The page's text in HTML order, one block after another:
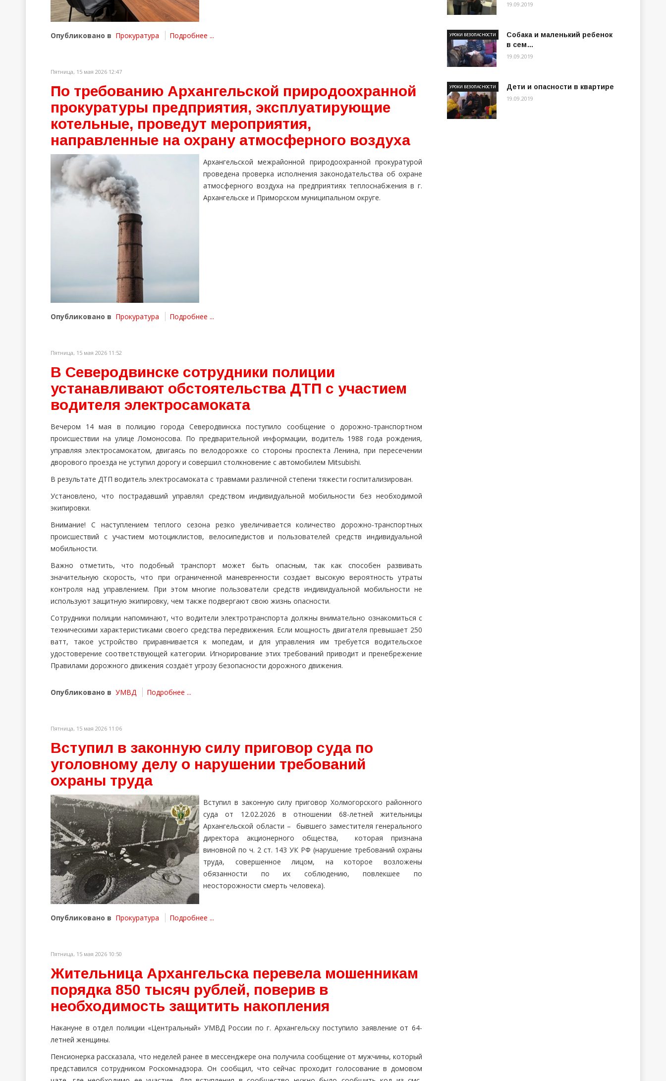
Опубликовано в Прокуратура Подробнее ...
Пятница, 15 мая 2026 12:47
По требованию Архангельской природоохранной
прокуратуры предприятия, эксплуатирующие
котельные, проведут мероприятия,
направленные на охрану атмосферного воздуха
Архангельской межрайонной природоохранной прокуратурой
проведена проверка исполнения законодательства об охране
атмосферного воздуха на предприятиях теплоснабжения в г.
Архангельске и Приморском муниципальном округе.
Опубликовано в Прокуратура Подробнее ...
Пятница, 15 мая 2026 11:52
В Северодвинске сотрудники полиции
устанавливают обстоятельства ДТП с участием
водителя электросамоката
Вечером 14 мая в полицию города Северодвинска поступило сообщение о дорожно-транспортном
происшествии на улице Ломоносова. По предварительной информации, водитель 1988 года рождения,
управляя электросамокатом, двигаясь по велодорожке со стороны проспекта Ленина, при пересечении
дворового проезда не уступил дорогу и совершил столкновение с автомобилем Mitsubishi.
В результате ДТП водитель электросамоката с травмами различной степени тяжести госпитализирован.
Установлено, что пострадавший управлял средством индивидуальной мобильности без необходимой
экипировки.
Внимание! С наступлением теплого сезона резко увеличивается количество дорожно-транспортных
происшествий с участием мотоциклистов, велосипедистов и пользователей средств индивидуальной
мобильности.
Важно отметить, что подобный транспорт может быть опасным, так как способен развивать
значительную скорость, что при ограниченной маневренности создает высокую вероятность утраты
контроля над управлением. При этом многие пользователи средств индивидуальной мобильности не
используют защитную экипировку, чем также подвергают свою жизнь опасности.
Сотрудники полиции напоминают, что водители электротранспорта должны внимательно ознакомиться с
техническими характеристиками своего средства передвижения. Если мощность двигателя превышает 250
ватт, такое устройство приравнивается к мопедам, и для управления им требуется водительское
удостоверение соответствующей категории. Игнорирование этих требований приводит и пренебрежение
Правилами дорожного движения создаёт угрозу безопасности дорожного движения.
Опубликовано в УМВД Подробнее ...
Пятница, 15 мая 2026 11:06
Вступил в законную силу приговор суда по
уголовному делу о нарушении требований
охраны труда
Вступил в законную силу приговор Холмогорского районного
суда от 12.02.2026 в отношении 68-летней жительницы
Архангельской области – бывшего заместителя генерального
директора акционерного общества, которая признана
виновной по ч. 2 ст. 143 УК РФ (нарушение требований охраны
труда, совершенное лицом, на которое возложены
обязанности по их соблюдению, повлекшее по
неосторожности смерть человека).
Опубликовано в Прокуратура Подробнее ...
Пятница, 15 мая 2026 10:50
Жительница Архангельска перевела мошенникам
порядка 850 тысяч рублей, поверив в
необходимость защитить накопления
Накануне в отдел полиции «Центральный» УМВД России по г. Архангельску поступило заявление от 64-
летней женщины.
Пенсионерка рассказала, что неделей ранее в мессенджере она получила сообщение от мужчины, который
представился сотрудником Роскомнадзора. Он сообщил, что сейчас проходит голосование в домовом
19.09.2019
Собака и маленький ребенок
в сем…
УРОКИ БЕЗОПАСНОСТИ
19.09.2019
Дети и опасности в квартире
УРОКИ БЕЗОПАСНОСТИ
19.09.2019